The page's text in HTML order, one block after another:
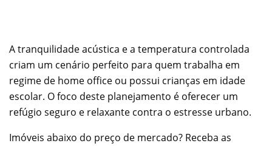
A tranquilidade acústica e a temperatura controlada
criam um cenário perfeito para quem trabalha em
regime de home office ou possui crianças em idade
escolar. O foco deste planejamento é oferecer um
refúgio seguro e relaxante contra o estresse urbano.
Imóveis abaixo do preço de mercado? Receba as